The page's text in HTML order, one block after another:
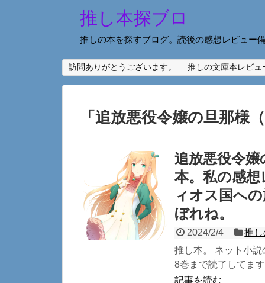
推し本探ブロ
推しの本を探すブログ。読後の感想レビュー
訪問ありがとうございます。 推しの文庫本レビュ
「 追放悪役令嬢の旦那様
追放悪役令
本。私の感
ィオス国へ
ぼれね。
2024/2/4
推
推し本。 ネット小
8巻まで読了してま
記事を読む